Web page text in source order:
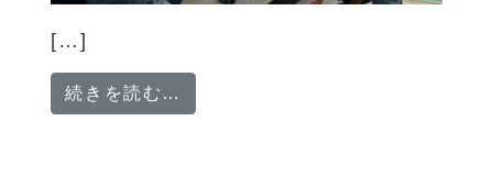
[…]
続きを読む…